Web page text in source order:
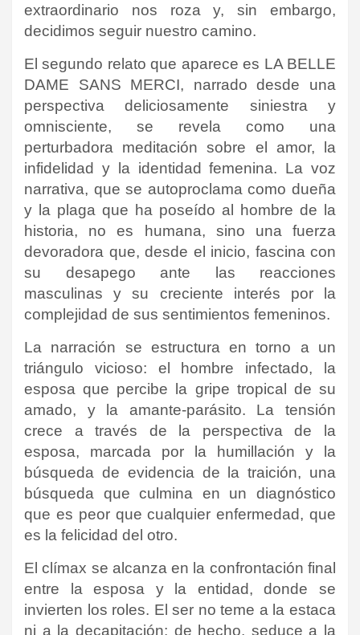
extraordinario nos roza y, sin embargo,
decidimos seguir nuestro camino.
El segundo relato que aparece es LA BELLE
DAME SANS MERCI, narrado desde una
perspectiva deliciosamente siniestra y
omnisciente, se revela como una
perturbadora meditación sobre el amor, la
infidelidad y la identidad femenina. La voz
narrativa, que se autoproclama como dueña
y la plaga que ha poseído al hombre de la
historia, no es humana, sino una fuerza
devoradora que, desde el inicio, fascina con
su desapego ante las reacciones
masculinas y su creciente interés por la
complejidad de sus sentimientos femeninos.
La narración se estructura en torno a un
triángulo vicioso: el hombre infectado, la
esposa que percibe la gripe tropical de su
amado, y la amante-parásito. La tensión
crece a través de la perspectiva de la
esposa, marcada por la humillación y la
búsqueda de evidencia de la traición, una
búsqueda que culmina en un diagnóstico
que es peor que cualquier enfermedad, que
es la felicidad del otro.
El clímax se alcanza en la confrontación final
entre la esposa y la entidad, donde se
invierten los roles. El ser no teme a la estaca
ni a la decapitación; de hecho, seduce a la